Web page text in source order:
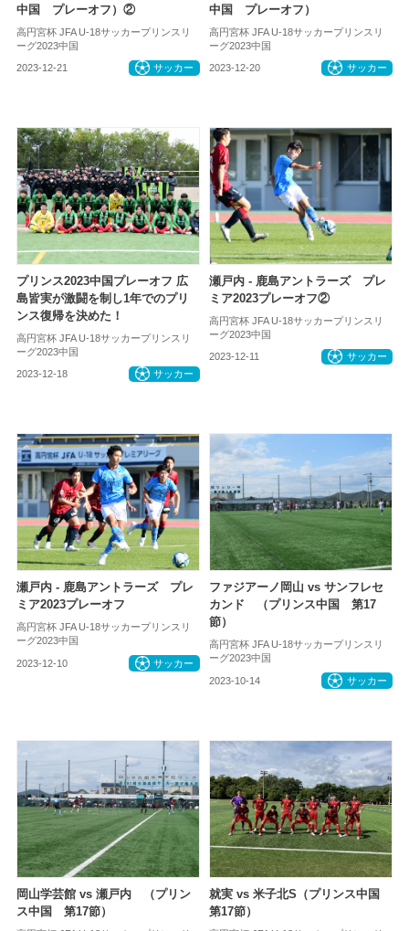
中国 プレーオフ）②
高円宮杯 JFA U-18サッカープリンスリ
ーグ2023中国
2023-12-21 サッカー
中国 プレーオフ）
高円宮杯 JFA U-18サッカープリンスリ
ーグ2023中国
2023-12-20 サッカー
プリンス2023中国プレーオフ 広
島皆実が激闘を制し1年でのプリ
ンス復帰を決めた！
高円宮杯 JFA U-18サッカープリンスリ
ーグ2023中国
2023-12-18 サッカー
瀬戸内 - 鹿島アントラーズ プレ
ミア2023プレーオフ②
高円宮杯 JFA U-18サッカープリンスリ
ーグ2023中国
2023-12-11 サッカー
瀬戸内 - 鹿島アントラーズ プレ
ミア2023プレーオフ
高円宮杯 JFA U-18サッカープリンスリ
ーグ2023中国
2023-12-10 サッカー
ファジアーノ岡山 vs サンフレセ
カンド （プリンス中国 第17
節）
高円宮杯 JFA U-18サッカープリンスリ
ーグ2023中国
2023-10-14 サッカー
岡山学芸館 vs 瀬戸内 （プリン
ス中国 第17節）
就実 vs 米子北S（プリンス中国
第17節）